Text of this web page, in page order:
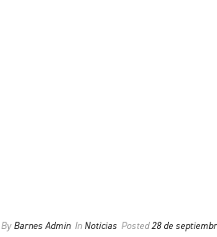
By Barnes Admin In Noticias Posted 28 de